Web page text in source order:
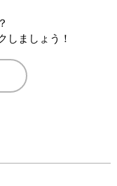
しましょう！